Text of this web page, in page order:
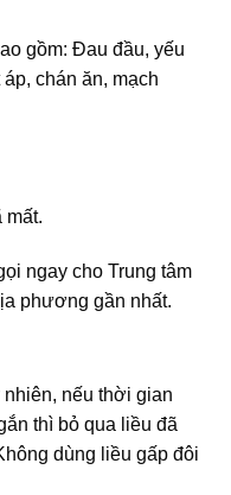
gồm: Đau đầu, yếu
chán ăn, mạch
mất.
ngay cho Trung tâm
phương gần nhất.
nếu thời gian
thì bỏ qua liều đã
dùng liều gấp đôi